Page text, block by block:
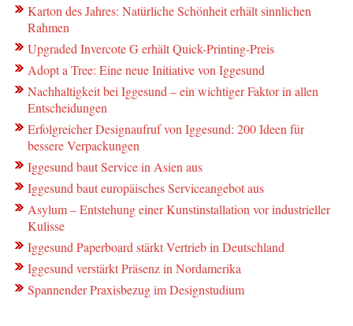
Karton des Jahres: Natürliche Schönheit erhält sinnlichen
Rahmen
Upgraded Invercote G erhält Quick-Printing-Preis
Adopt a Tree: Eine neue Initiative von Iggesund
Nachhaltigkeit bei Iggesund – ein wichtiger Faktor in allen
Entscheidungen
Erfolgreicher Designaufruf von Iggesund: 200 Ideen für
bessere Verpackungen
Iggesund baut Service in Asien aus
Iggesund baut europäisches Serviceangebot aus
Asylum – Entstehung einer Kunstinstallation vor industrieller
Kulisse
Iggesund Paperboard stärkt Vertrieb in Deutschland
Iggesund verstärkt Präsenz in Nordamerika
Spannender Praxisbezug im Designstudium